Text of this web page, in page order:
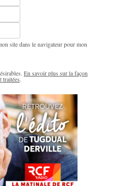
site dans le navigateur pour mon
En savoir plus sur la façon
traitées.